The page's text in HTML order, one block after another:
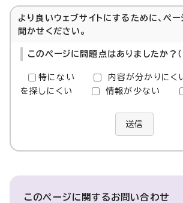
より良いウェブサイトにするために、ペ
聞かせください。
このページに問題点はありましたか？
特にない 内容が分かりにく
を探しにくい
情報が少ない
送信
このページに関するお問い合わせ